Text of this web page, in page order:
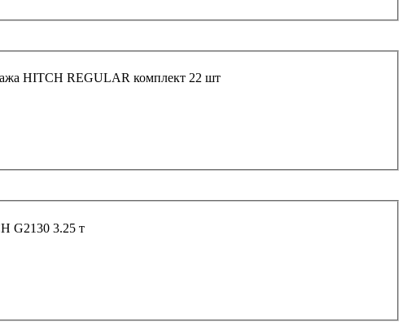
HITCH REGULAR комплект 22 шт
G2130 3.25 т